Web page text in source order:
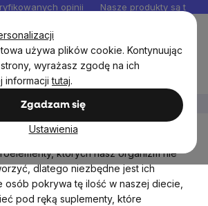
używa plików cookie. Kontynuując
wyrażasz zgodę na ich
informacjitutaj.
Zgadzam się
Ustawienia
opinii Nasze produkty są
diety
których nasz organizm nie
dlatego niezbędne jest ich
osób pokrywa tę ilość w naszej diecie,
pod ręką suplementy, które